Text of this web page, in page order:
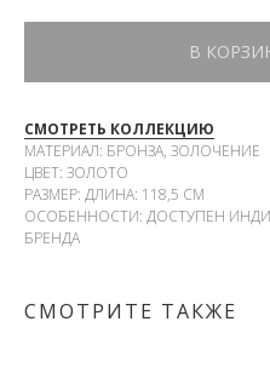
В
СМОТРЕТЬ КОЛЛЕКЦИЮ
МАТЕРИАЛ: БРОНЗА, ЗОЛОЧЕНИЕ
ЦВЕТ: ЗОЛОТО
РАЗМЕР: ДЛИНА: 118,5 СМ
ОСОБЕННОСТИ: ДОСТУПЕН
БРЕНДА
СМОТРИТЕ ТАКЖЕ